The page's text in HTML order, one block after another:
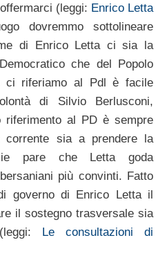
(leggi: Enrico Letta
dovremmo sottolineare
di Enrico Letta ci sia la
che del Popolo
ci riferiamo al Pdl è facile
di Silvio Berlusconi,
riferimento al PD è sempre
corrente sia a prendere la
pare che Letta goda
più convinti. Fatto
governo di Enrico Letta il
il sostegno trasversale sia
Le consultazioni di